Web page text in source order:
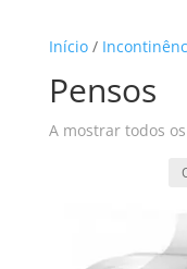
Início/
Pensos
A mostrar todos